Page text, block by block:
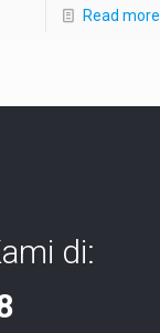
Read more
di: